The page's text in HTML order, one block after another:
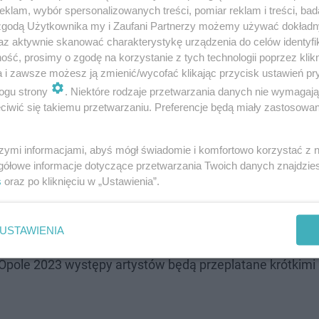
prawdziwą ucztę, podczas której usłyszą oni
zainauguruje Wielka Gala – Od Opola do Opola. W
hity minionych lat. Tego samego dnia odbędą
imienia Anny Jantar oraz nagrodę widzów opolskiego
na którym wystąpią znani i lubiani przez
czyli sentymentalna podróż muzyczna w
którzy już odeszli. Z kolei w niedzielę, 11
hity opolskiej publiczności. Tuż po nim, podczas
2023 występy artystów będą przeplatane krótkimi
wybór spersonalizowanych treści, pomiar reklam i treści,
Użytkownika my i Zaufani Partnerzy możemy używać
aktywnie skanować charakterystykę urządzenia do celów
prosimy o zgodę na korzystanie z tych technologii poprzez
i zawsze możesz ją zmienić/wycofać klikając przycisk ustawień
strony
. Niektóre rodzaje przetwarzania danych nie
się takiemu przetwarzaniu. Preferencje będą miały
informacjami, abyś mógł świadomie i komfortowo korzystać z
informacje dotyczące przetwarzania Twoich danych
oraz po kliknięciu w „Ustawienia”.
USTAWIENIA